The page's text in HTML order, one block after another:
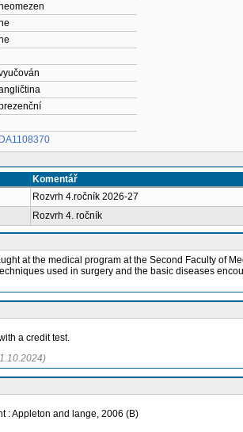
DA1108370
Komentář
Rozvrh 4.ročník 2026-27
Rozvrh 4. ročník
at the medical program at the Second Faculty of
used in surgery and the basic diseases
a credit test.
: Appleton and lange, 2006 (B)